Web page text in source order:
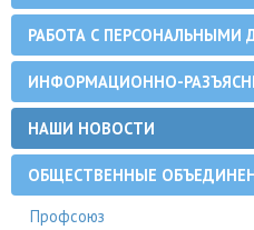
РАБОТА С
ИНФОРМАЦИОННО-
НАШИ НОВОСТИ
ОБЩЕСТВЕННЫЕ
Профсоюз